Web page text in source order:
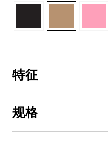
特征
规格